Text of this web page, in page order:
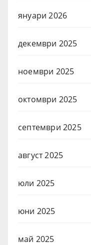
януари 2026
декември 2025
ноември 2025
октомври 2025
септември 2025
август 2025
юли 2025
юни 2025
май 2025